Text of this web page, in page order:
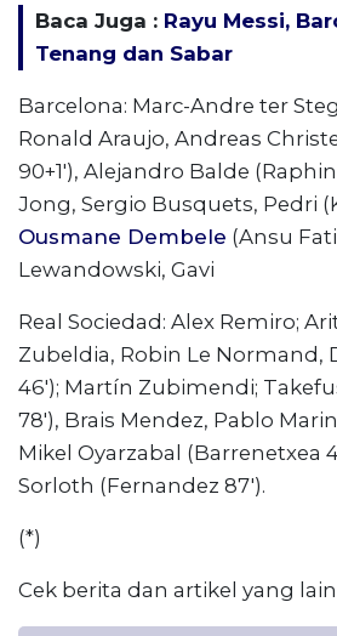
Baca Juga : Rayu Messi,
Tenang dan Sabar
Barcelona: Marc-Andre ter
Ronald Araujo, Andreas
90+1′), Alejandro Balde
Jong, Sergio Busquets, Pedri
Ousmane Dembele (Ansu
Lewandowski, Gavi
Real Sociedad: Alex Remiro;
Zubeldia, Robin Le Normand,
46′); Martín Zubimendi;
78′), Brais Mendez, Pablo
Mikel Oyarzabal (Barrenetxea
Sorloth (Fernandez 87′).
(*)
Cek berita dan artikel yang